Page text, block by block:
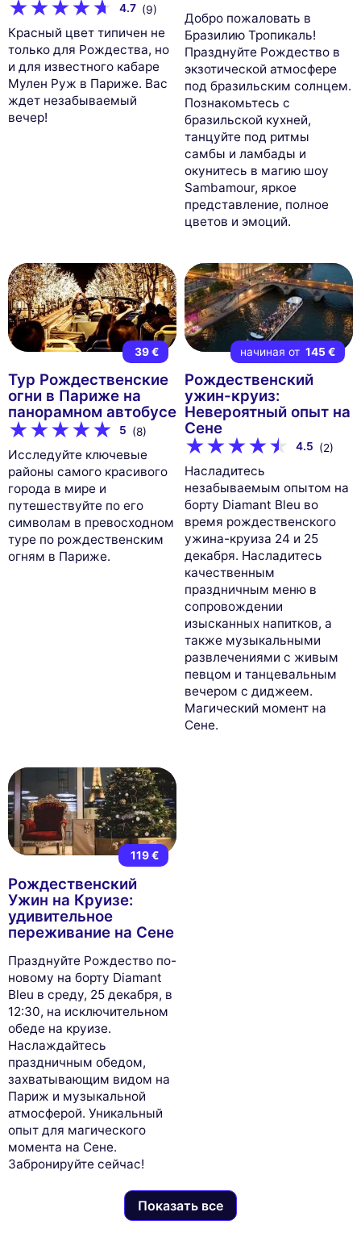
4.7 (9)
Красный цвет типичен не
только для Рождества, но
и для известного кабаре
Мулен Руж в Париже. Вас
ждет незабываемый
вечер!
Добро пожаловать в
Бразилию Тропикаль!
Празднуйте Рождество в
экзотической атмосфере
под бразильским солнцем.
Познакомьтесь с
бразильской кухней,
танцуйте под ритмы
самбы и ламбады и
окунитесь в магию шоу
Sambamour, яркое
представление, полное
цветов и эмоций.
39 €
Тур Рождественские
огни в Париже на
панорамном автобусе
5 (8)
Исследуйте ключевые
районы самого красивого
города в мире и
путешествуйте по его
символам в превосходном
туре по рождественским
огням в Париже.
начиная от 145 €
Рождественский
ужин-круиз:
Невероятный опыт на
Сене
4.5 (2)
Насладитесь
незабываемым опытом на
борту Diamant Bleu во
время рождественского
ужина-круиза 24 и 25
декабря. Насладитесь
качественным
праздничным меню в
сопровождении
изысканных напитков, а
также музыкальными
развлечениями с живым
певцом и танцевальным
вечером с диджеем.
Магический момент на
Сене.
119 €
Рождественский
Ужин на Круизе:
удивительное
переживание на Сене
Празднуйте Рождество по-
новому на борту Diamant
Bleu в среду, 25 декабря, в
12:30, на исключительном
обеде на круизе.
Наслаждайтесь
праздничным обедом,
захватывающим видом на
Париж и музыкальной
атмосферой. Уникальный
опыт для магического
момента на Сене.
Забронируйте сейчас!
Показать все